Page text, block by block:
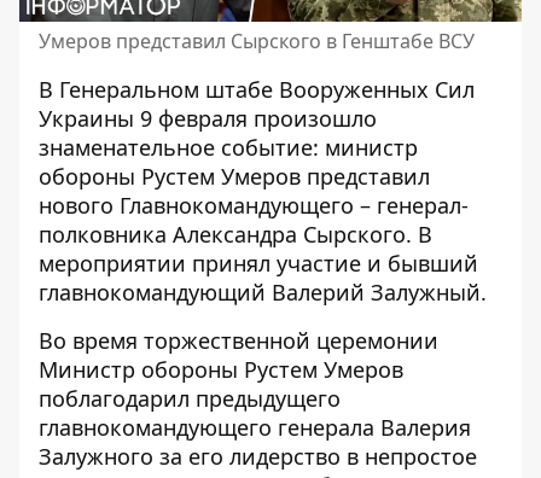
Умеров представил Сырского в Генштабе ВСУ
В Генеральном штабе Вооруженных Сил
Украины 9 февраля произошло
знаменательное событие: министр
обороны Рустем Умеров представил
нового Главнокомандующего – генерал-
полковника Александра Сырского. В
мероприятии принял участие и бывший
главнокомандующий Валерий Залужный.
Во время торжественной церемонии
Министр обороны Рустем Умеров
поблагодарил предыдущего
главнокомандующего генерала Валерия
Залужного за его лидерство в непростое